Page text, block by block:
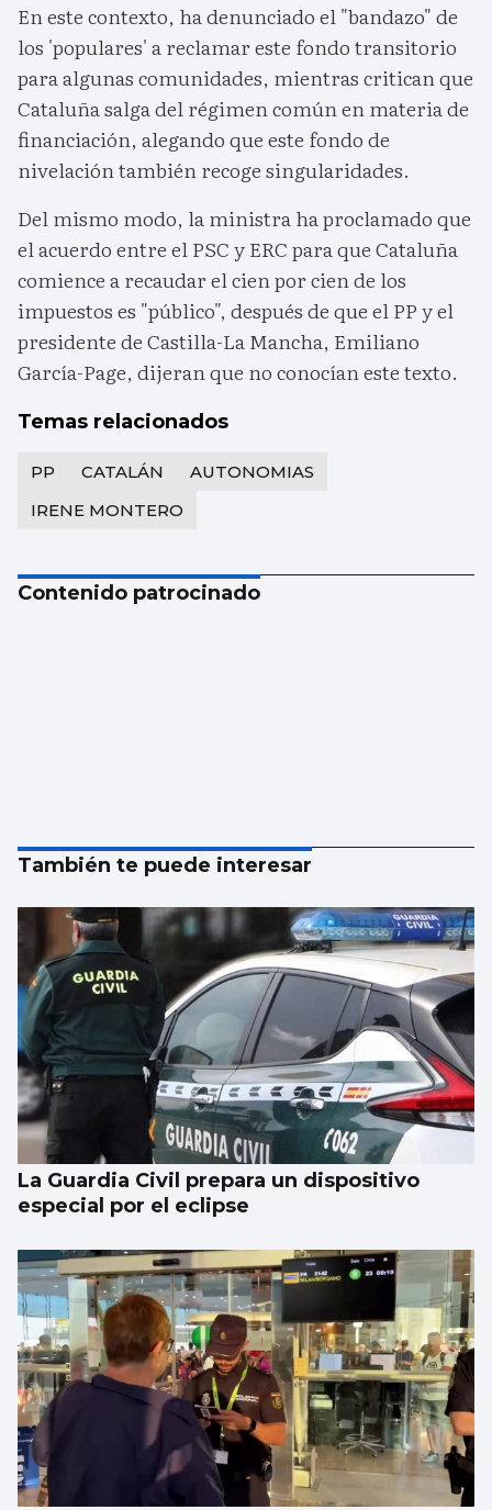
En este contexto, ha denunciado el "bandazo" de
los 'populares' a reclamar este fondo transitorio
para algunas comunidades, mientras critican que
Cataluña salga del régimen común en materia de
financiación, alegando que este fondo de
nivelación también recoge singularidades.
Del mismo modo, la ministra ha proclamado que
el acuerdo entre el PSC y ERC para que Cataluña
comience a recaudar el cien por cien de los
impuestos es "público", después de que el PP y el
presidente de Castilla-La Mancha, Emiliano
García-Page, dijeran que no conocían este texto.
Temas relacionados
PP CATALÁN
AUTONOMIAS
IRENE MONTERO
Contenido patrocinado
También te puede interesar
La Guardia Civil prepara un dispositivo
especial por el eclipse